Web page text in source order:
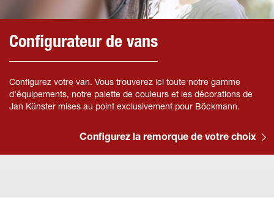
Configurateur de vans
Configurez votre van. Vous trouverez ici toute notre gamme
d'équipements, notre palette de couleurs et les décorations de
Jan Künster mises au point exclusivement pour Böckmann.
Configurez la remorque de votre choix